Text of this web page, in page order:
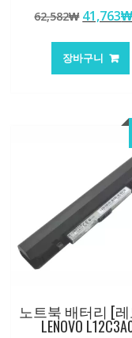
5.00
로 평가됨
62,582₩ 원
가
격:
41,763
장바구니
노트북 배터리 [
LENOVO